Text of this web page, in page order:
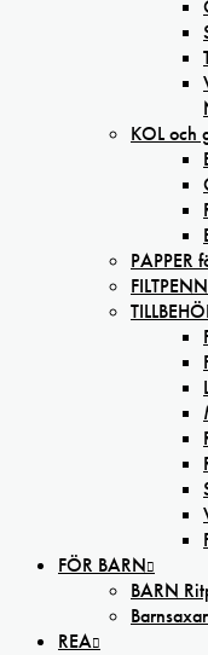
KOL och
PAPPER
FÖR BARN
BARN
Barnsaxar
REA